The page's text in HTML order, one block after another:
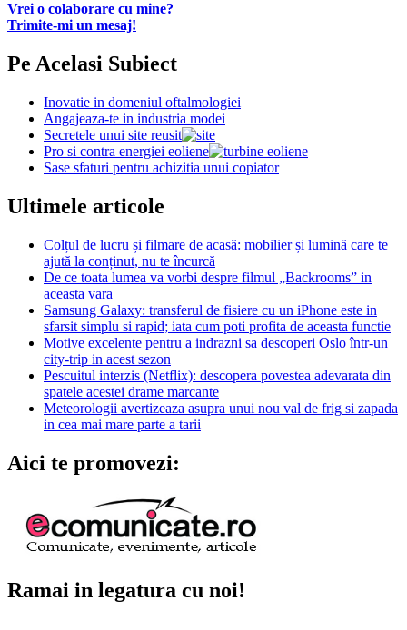
Vrei o colaborare cu mine?
Trimite-mi un mesaj!
Pe Acelasi Subiect
Inovatie in domeniul oftalmologiei
Angajeaza-te in industria modei
Secretele unui site reusit
Pro si contra energiei eoliene
Sase sfaturi pentru achizitia unui copiator
Ultimele articole
Colțul de lucru și filmare de acasă: mobilier și lumină care te
ajută la conținut, nu te încurcă
De ce toata lumea va vorbi despre filmul „Backrooms” in
aceasta vara
Samsung Galaxy: transferul de fisiere cu un iPhone este in
sfarsit simplu si rapid; iata cum poti profita de aceasta functie
Motive excelente pentru a indrazni sa descoperi Oslo într-un
city-trip in acest sezon
Pescuitul interzis (Netflix): descopera povestea adevarata din
spatele acestei drame marcante
Meteorologii avertizeaza asupra unui nou val de frig si zapada
in cea mai mare parte a tarii
Aici te promovezi:
Ramai in legatura cu noi!